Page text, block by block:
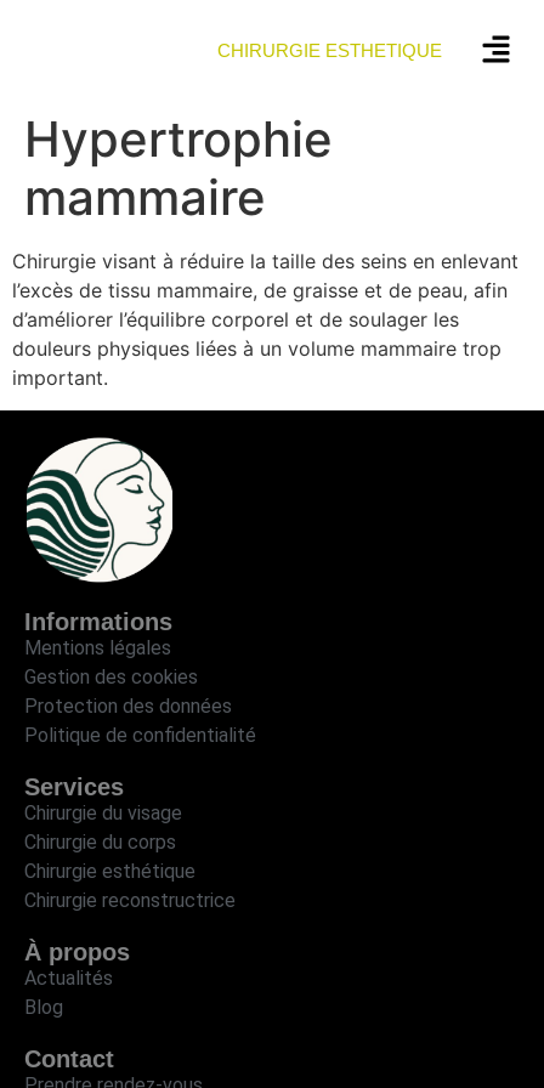
CHIRURGIE ESTHETIQUE
Hypertrophie
mammaire
Chirurgie visant à réduire la taille des seins en enlevant
l’excès de tissu mammaire, de graisse et de peau, afin
d’améliorer l’équilibre corporel et de soulager les
douleurs physiques liées à un volume mammaire trop
important.
Informations
Mentions légales
Gestion des cookies
Protection des données
Politique de confidentialité
Services
Chirurgie du visage
Chirurgie du corps
Chirurgie esthétique
Chirurgie reconstructrice
À propos
Actualités
Blog
Contact